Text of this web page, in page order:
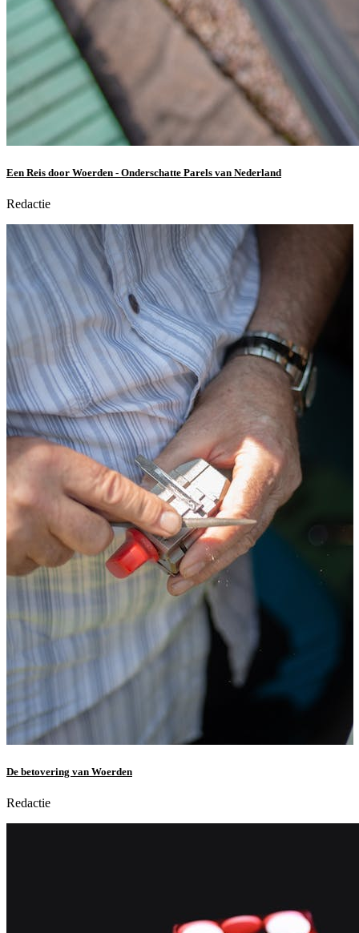
Een Reis door Woerden - Onderschatte Parels van Nederland
Redactie
De betovering van Woerden
Redactie